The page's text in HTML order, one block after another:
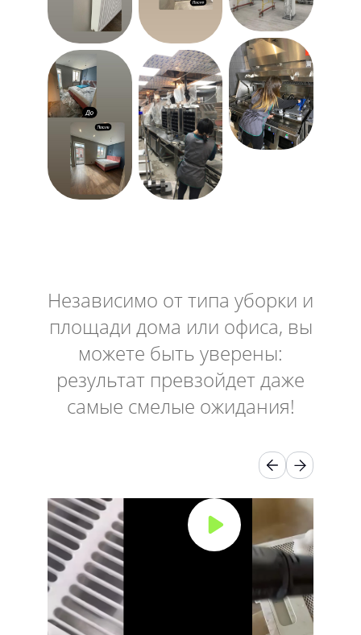
Независимо от типа уборки и
площади дома или офиса, вы
можете быть уверены:
результат превзойдет даже
самые смелые ожидания!